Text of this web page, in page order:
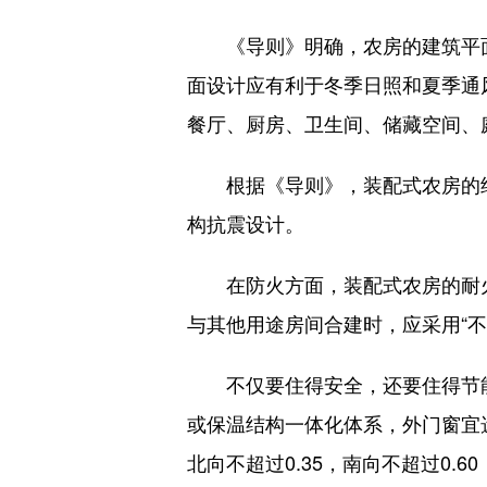
《导则》明确，农房的建筑平
面设计应有利于冬季日照和夏季
餐厅、厨房、卫生间、储藏空间
根据《导则》，装配式农房的
构抗震设计。
在防火方面，装配式农房的耐
与其他用途房间合建时，应采用“
不仅要住得安全，还要住得节
或保温结构一体化体系，外门窗
北向不超过0.35，南向不超过